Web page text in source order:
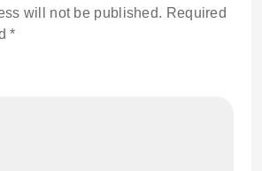
will not be published. Required
*